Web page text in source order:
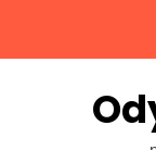
содержимому